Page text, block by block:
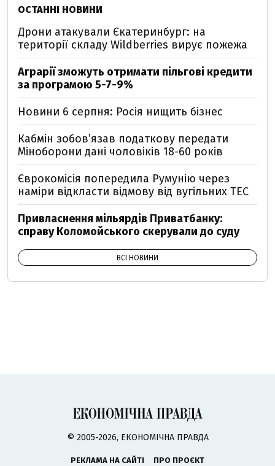
ОСТАННІ НОВИНИ
Дрони атакували Єкатеринбург: на
території складу Wildberries вирує пожежа
Аграрії зможуть отримати пільгові кредити
за програмою 5-7-9%
Новини 6 серпня: Росія нищить бізнес
Кабмін зобовʼязав податкову передати
Міноборони дані чоловіків 18-60 років
Єврокомісія попередила Румунію через
наміри відкласти відмову від вугільних ТЕС
Привласнення мільярдів Приватбанку:
справу Коломойського скерували до суду
ВСІ НОВИНИ
© 2005-2026, ЕКОНОМІЧНА ПРАВДА
РЕКЛАМА НА САЙТІ
ПРО ПРОЄКТ